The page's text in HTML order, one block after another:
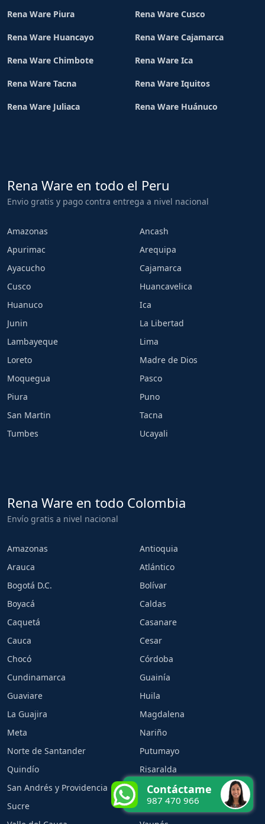
Rena Ware Piura Rena Ware Cusco
Rena Ware Huancayo Rena Ware Cajamarca
Rena Ware Chimbote Rena Ware Ica
Rena Ware Tacna Rena Ware Iquitos
Rena Ware Juliaca Rena Ware Huánuco
Rena Ware en todo el Peru
Envio gratis y pago contra entrega a nivel nacional
Amazonas
Ancash
Apurimac
Arequipa
Ayacucho
Cajamarca
Cusco
Huancavelica
Huanuco
Ica
Junin
La Libertad
Lambayeque
Lima
Loreto
Madre de Dios
Moquegua
Pasco
Piura
Puno
San Martin
Tacna
Tumbes
Ucayali
Rena Ware en todo Colombia
Envío gratis a nivel nacional
Amazonas
Antioquia
Arauca
Atlántico
Bogotá D.C.
Bolívar
Boyacá
Caldas
Caquetá
Casanare
Cauca
Cesar
Chocó
Córdoba
Cundinamarca
Guainía
Guaviare
Huila
La Guajira
Magdalena
Meta
Nariño
Norte de Santander
Putumayo
Quindío
Risaralda
San Andrés y Providencia
Santander
Sucre
Tolima
Contáctame
987 470 966